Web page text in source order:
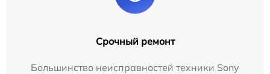
Срочный ремонт
Большинство неисправностей техники Sony